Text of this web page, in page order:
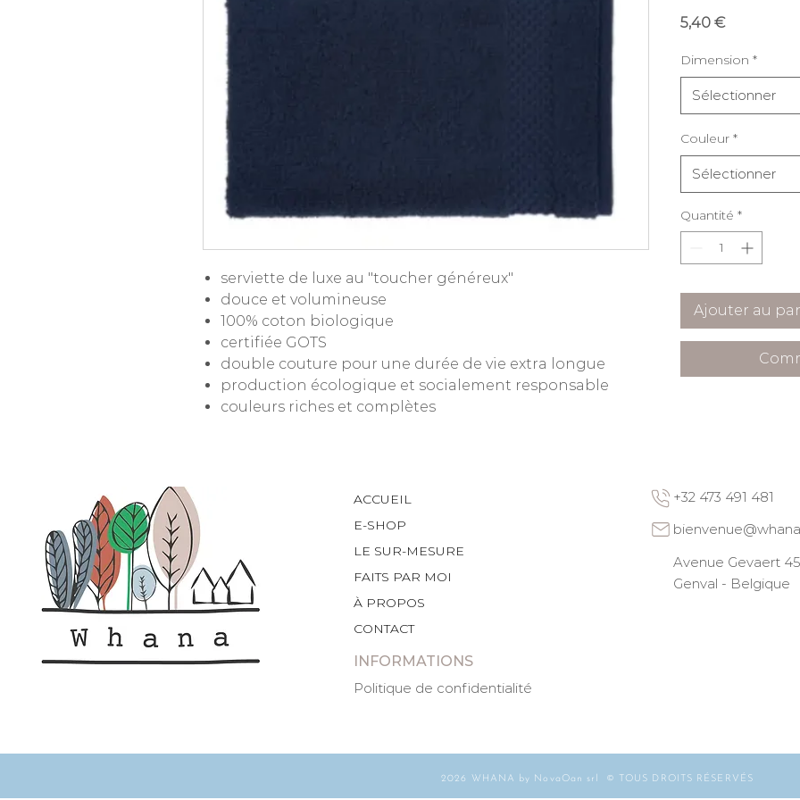
serviette de luxe au "toucher généreux"
douce et volumineuse
100% coton biologique
certifiée GOTS
double couture pour une durée de vie extra longue
production écologique et socialement responsable
couleurs riches et complètes
5,40 €Prix
Dimension *
Sélectionner
Couleur *
Sélectionner
Quantité *
Ajouter au
ACCUEIL
E-SHOP
LE SUR-MESURE
FAITS PAR MOI
À PROPOS
CONTACT
INFORMATIONS
Politique de confidentialité
+32 473 491 481
Avenue Gevaert 45
Genval - Belgique
2026 WHANA by NovaOan srl © TOUS DROITS RÉSERVÉS